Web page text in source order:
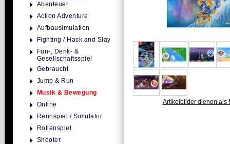
Artikelbilder dienen als
Abenteuer
Action Adventure
Aufbausimulation
Fighting / Hack and Slay
Fun-, Denk- &
Gesellschaftsspiel
Gebraucht
Jump & Run
Musik & Bewegung
Online
Rennspiel / Simulator
Rollenspiel
Shooter